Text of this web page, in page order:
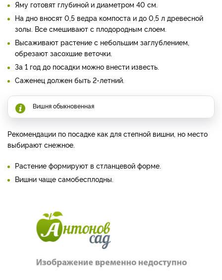
Яму готовят глубиной и диаметром 40 см.
На дно вносят 0,5 ведра компоста и до 0,5 л древесной
золы. Все смешивают с плодородным слоем.
Высаживают растение с небольшим заглублением,
обрезают засохшие веточки.
За 1 год до посадки можно внести известь.
Саженец должен быть 2-летний.
Вишня обыкновенная
Рекомендации по посадке как для степной вишни, но место
выбирают снежное.
Растение формируют в стланцевой форме.
Вишни чаще самобесплодны.